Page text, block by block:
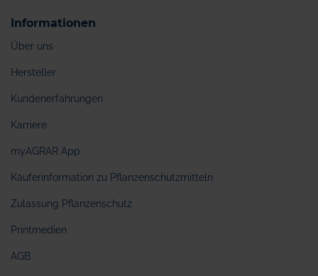
Informationen
Über uns
Hersteller
Kundenerfahrungen
Karriere
myAGRAR App
Käuferinformation zu Pflanzenschutzmitteln
Zulassung Pflanzenschutz
Printmedien
AGB